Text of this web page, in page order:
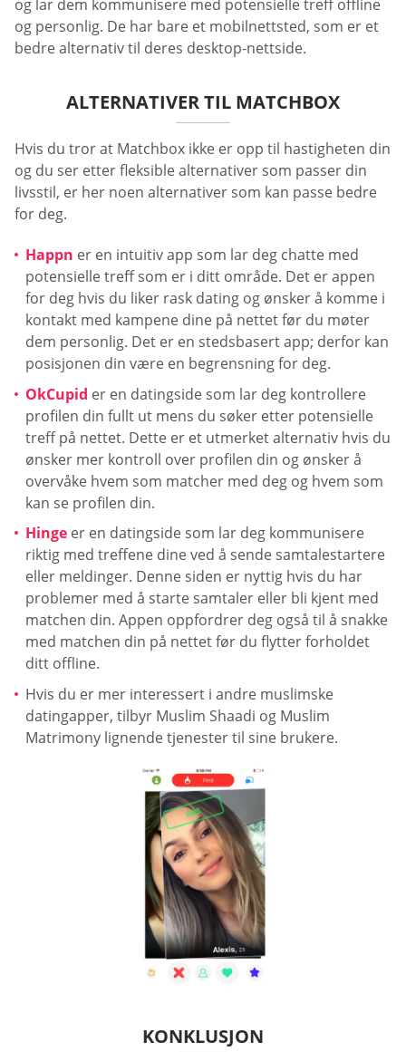
og lar dem kommunisere med potensielle treff offline
og personlig. De har bare et mobilnettsted, som er et
bedre alternativ til deres desktop-nettside.
ALTERNATIVER TIL MATCHBOX
Hvis du tror at Matchbox ikke er opp til hastigheten din
og du ser etter fleksible alternativer som passer din
livsstil, er her noen alternativer som kan passe bedre
for deg.
Happn er en intuitiv app som lar deg chatte med
potensielle treff som er i ditt område. Det er appen
for deg hvis du liker rask dating og ønsker å komme i
kontakt med kampene dine på nettet før du møter
dem personlig. Det er en stedsbasert app; derfor kan
posisjonen din være en begrensning for deg.
OkCupid er en datingside som lar deg kontrollere
profilen din fullt ut mens du søker etter potensielle
treff på nettet. Dette er et utmerket alternativ hvis du
ønsker mer kontroll over profilen din og ønsker å
overvåke hvem som matcher med deg og hvem som
kan se profilen din.
Hinge er en datingside som lar deg kommunisere
riktig med treffene dine ved å sende samtalestartere
eller meldinger. Denne siden er nyttig hvis du har
problemer med å starte samtaler eller bli kjent med
matchen din. Appen oppfordrer deg også til å snakke
med matchen din på nettet før du flytter forholdet
ditt offline.
Hvis du er mer interessert i andre muslimske
datingapper, tilbyr Muslim Shaadi og Muslim
Matrimony lignende tjenester til sine brukere.
KONKLUSJON